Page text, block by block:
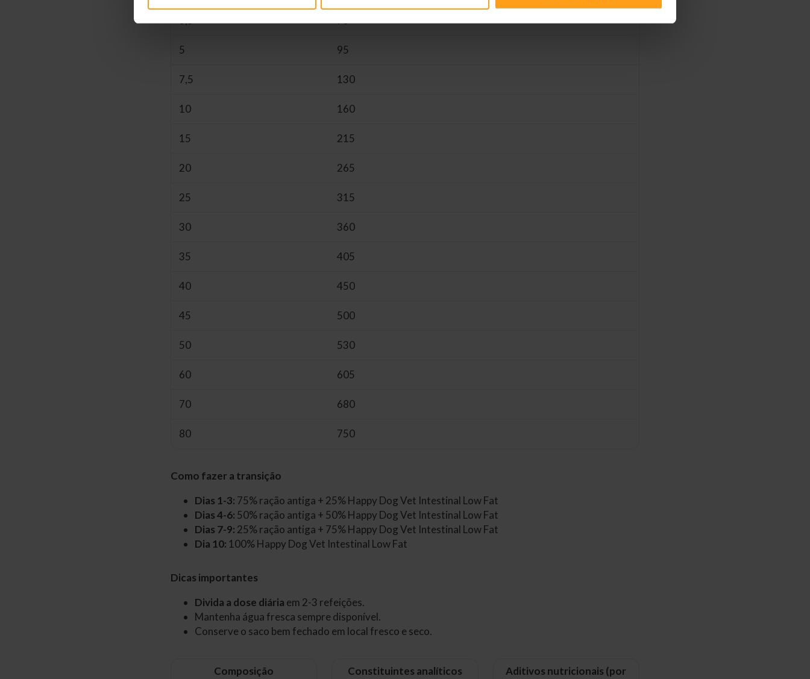
3,5 73
5 95
7,5 130
10 160
15 215
20 265
25 315
30 360
35 405
40 450
45 500
50 530
60 605
70 680
80 750
Como fazer a transição
Dias 1-3: 75% ração antiga + 25% Happy Dog Vet Intestinal Low Fat
Dias 4-6: 50% ração antiga + 50% Happy Dog Vet Intestinal Low Fat
Dias 7-9: 25% ração antiga + 75% Happy Dog Vet Intestinal Low Fat
Dia 10: 100% Happy Dog Vet Intestinal Low Fat
Dicas importantes
Divida a dose diária em 2-3 refeições.
Mantenha água fresca sempre disponível.
Conserve o saco bem fechado em local fresco e seco.
Composição Constituintes analíticos
Aditivos nutricionais (por